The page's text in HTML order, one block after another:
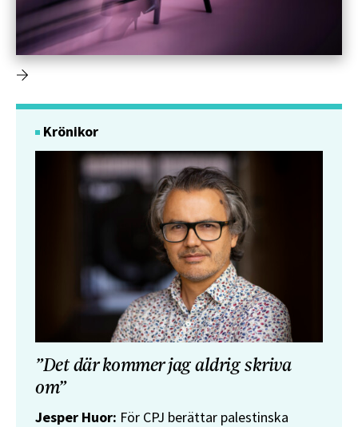
Krönikor
”Det där kommer jag aldrig skriva
om”
Jesper Huor: För CPJ berättar palestinska